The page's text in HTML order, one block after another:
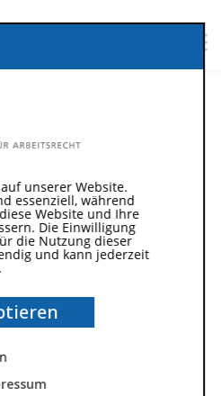
= Gehaltsfortzahlung
unserer Website.
essenziell, während
Website und Ihre
Die Einwilligung
die Nutzung dieser
und kann jederzeit